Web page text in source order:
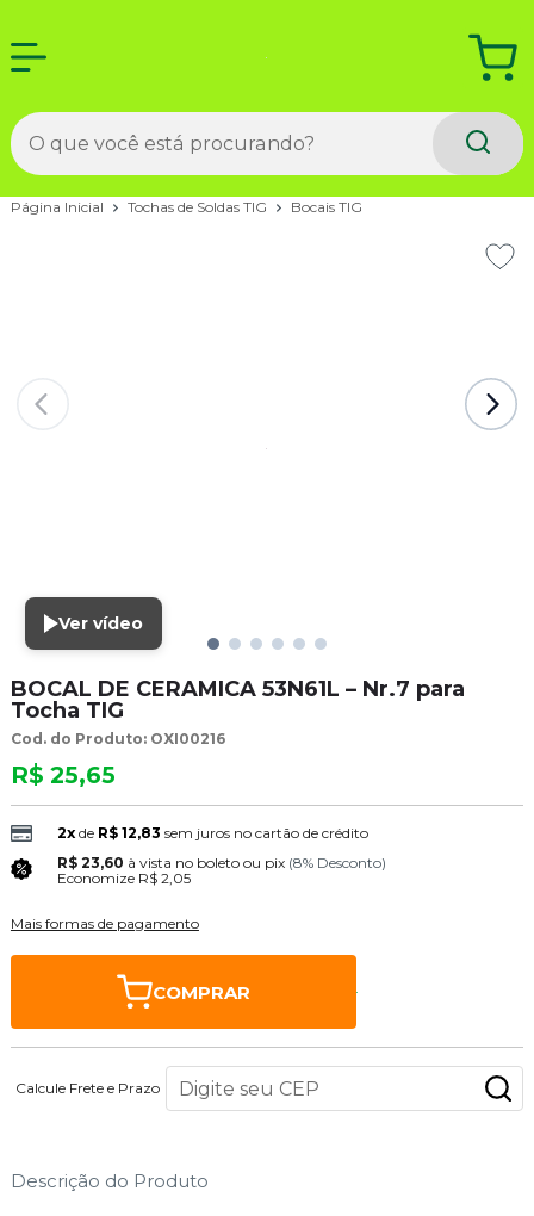
Página Inicial Tochas de Soldas TIG Bocais TIG
Ver vídeo
BOCAL DE CERAMICA 53N61L – Nr.7 para
Tocha TIG
Cod. do Produto: OXI00216
R$ 25,65
2xde R$ 12,83 sem juros no cartão de crédito
R$ 23,60 à vista no boleto ou pix (8% Desconto)
Economize R$ 2,05
Mais formas de pagamento
COMPRAR
Calcule Frete e Prazo
Descrição do Produto